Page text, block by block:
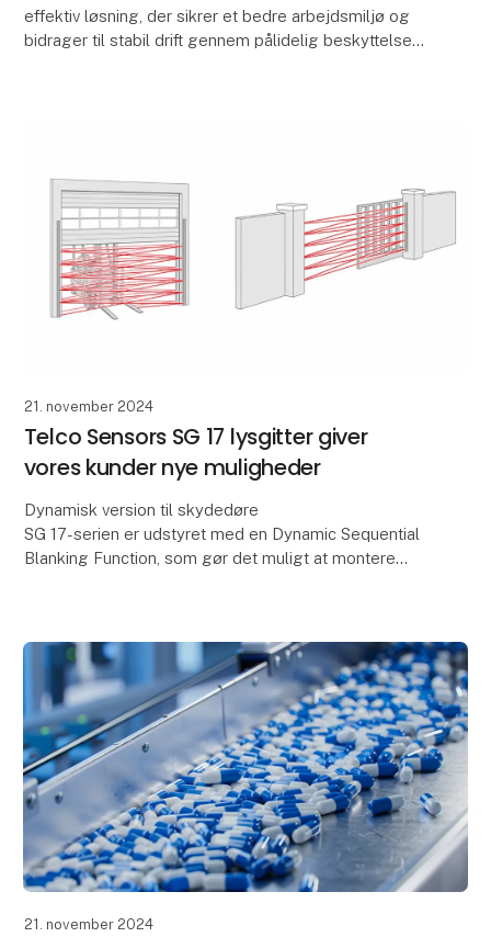
effektiv løsning, der sikrer et bedre arbejdsmiljø og
bidrager til stabil drift gennem pålidelig beskyttelse
21. november 2024
Telco Sensors SG 17 lysgitter giver
vores kunder nye muligheder
Dynamisk version til skydedøre
SG 17-serien er udstyret med en Dynamic Sequential
Blanking Function, som gør det muligt at montere
21. november 2024